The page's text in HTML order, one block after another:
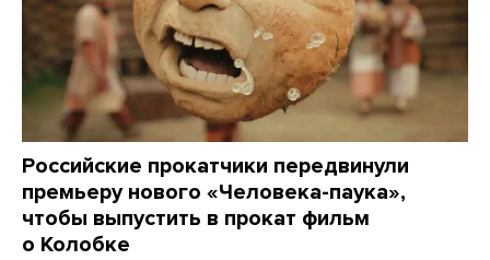
Российские прокатчики передвинули
премьеру нового «Человека-паука»,
чтобы выпустить в прокат фильм
о Колобке